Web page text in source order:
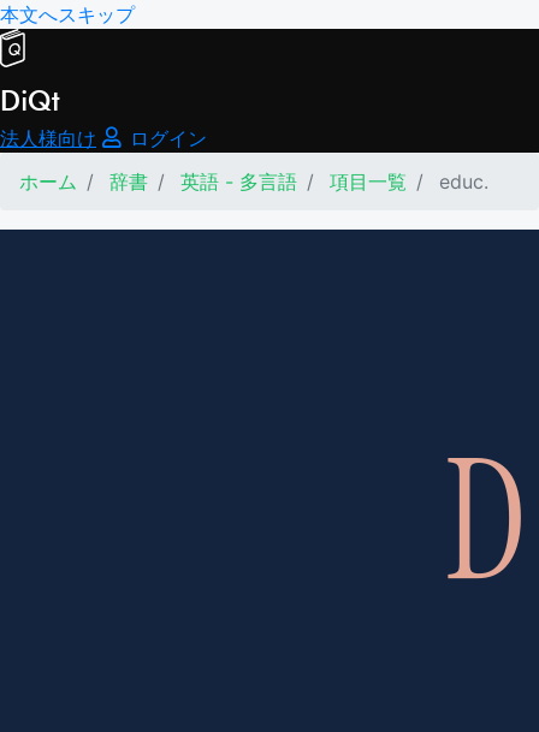
本文へスキップ
DiQt
法人様向け
ログイン
ホーム
辞書 英語 - 多言語 項目一覧 educ.